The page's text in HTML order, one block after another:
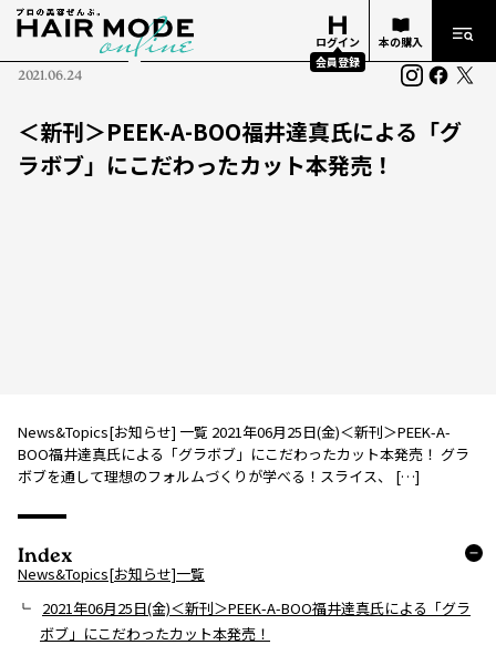
ログイン
会員登録
本の購入
2021.06.24
＜新刊＞PEEK-A-BOO福井達真氏による「グ
ラボブ」にこだわったカット本発売！
News&Topics[お知らせ] 一覧 2021年06月25日(金)＜新刊＞PEEK-A-
BOO福井達真氏による「グラボブ」にこだわったカット本発売！ グラ
ボブを通して理想のフォルムづくりが学べる！スライス、 […]
Index
News&Topics[お知らせ]一覧
2021年06月25日(金)＜新刊＞PEEK-A-BOO福井達真氏による「グラ
ボブ」にこだわったカット本発売！